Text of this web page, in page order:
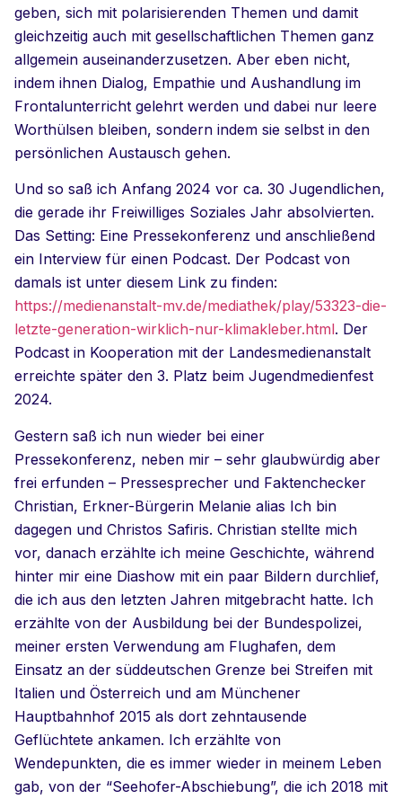
geben, sich mit polarisierenden Themen und damit
gleichzeitig auch mit gesellschaftlichen Themen ganz
allgemein auseinanderzusetzen. Aber eben nicht,
indem ihnen Dialog, Empathie und Aushandlung im
Frontalunterricht gelehrt werden und dabei nur leere
Worthülsen bleiben, sondern indem sie selbst in den
persönlichen Austausch gehen.
Und so saß ich Anfang 2024 vor ca. 30 Jugendlichen,
die gerade ihr Freiwilliges Soziales Jahr absolvierten.
Das Setting: Eine Pressekonferenz und anschließend
ein Interview für einen Podcast. Der Podcast von
damals ist unter diesem Link zu finden:
https://medienanstalt-mv.de/mediathek/play/53323-die-
letzte-generation-wirklich-nur-klimakleber.html. Der
Podcast in Kooperation mit der Landesmedienanstalt
erreichte später den 3. Platz beim Jugendmedienfest
2024.
Gestern saß ich nun wieder bei einer
Pressekonferenz, neben mir – sehr glaubwürdig aber
frei erfunden – Pressesprecher und Faktenchecker
Christian, Erkner-Bürgerin Melanie alias Ich bin
dagegen und Christos Safiris. Christian stellte mich
vor, danach erzählte ich meine Geschichte, während
hinter mir eine Diashow mit ein paar Bildern durchlief,
die ich aus den letzten Jahren mitgebracht hatte. Ich
erzählte von der Ausbildung bei der Bundespolizei,
meiner ersten Verwendung am Flughafen, dem
Einsatz an der süddeutschen Grenze bei Streifen mit
Italien und Österreich und am Münchener
Hauptbahnhof 2015 als dort zehntausende
Geflüchtete ankamen. Ich erzählte von
Wendepunkten, die es immer wieder in meinem Leben
gab, von der “Seehofer-Abschiebung”, die ich 2018 mit